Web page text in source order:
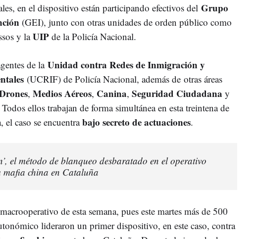
en el dispositivo están participando efectivos del Grupo
(GEI), junto con otras unidades de orden público como
y laUIP de la Policía Nacional.
de la Unidad contra Redes de Inmigración y
(UCRIF) de Policía Nacional, además de otras áreas
, Medios Aéreos, Canina, Seguridad Ciudadana y
ellos trabajan de forma simultánea en esta treintena de
el caso se encuentrabajo secreto de actuaciones.
el método de blanqueo desbaratado en el operativo
china en Cataluña
de esta semana, pues este martes más de 500
lideraron un primer dispositivo, en este caso, contra